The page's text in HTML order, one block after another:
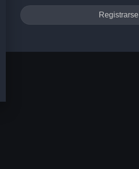
Registrarse